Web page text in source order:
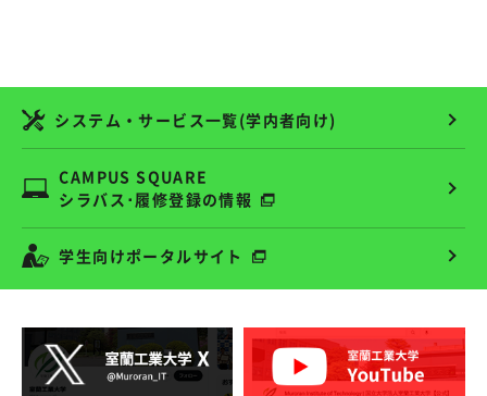
システム・サービス一覧(学内者向け)
CAMPUS SQUARE
シラバス･履修登録の情報
学生向けポータルサイト